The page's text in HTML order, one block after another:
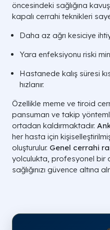
öncesindeki sağlığına
kapalı cerrahi teknikleri
Daha az ağrı kesiciye
Yara enfeksiyonu riski
Hastanede kalış süresi
hızlanır.
Özellikle meme ve tiroid
pansuman ve takip
ortadan kaldırmaktadır.
her hasta için
oluşturulur. Genel cerrahi
yolculukta, profesyonel bir
sağlığınızı güvence altına